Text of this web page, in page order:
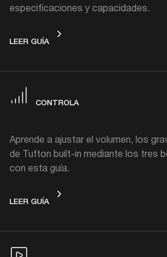
especificaciones y capacidades.
LEER GUÍADISPOSICIÓN DEL DISPOSITIVO
CONTROLA
Aprende a ajustar el volumen, los
de Tufton built-in mediante los tres
con esta guía.
LEER GUÍACONTROLA